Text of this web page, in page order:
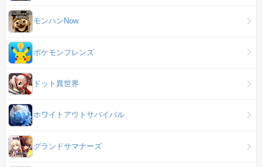
モンハンNow
ポケモンフレンズ
ドット異世界
ホワイトアウトサバイバル
グランドサマナーズ